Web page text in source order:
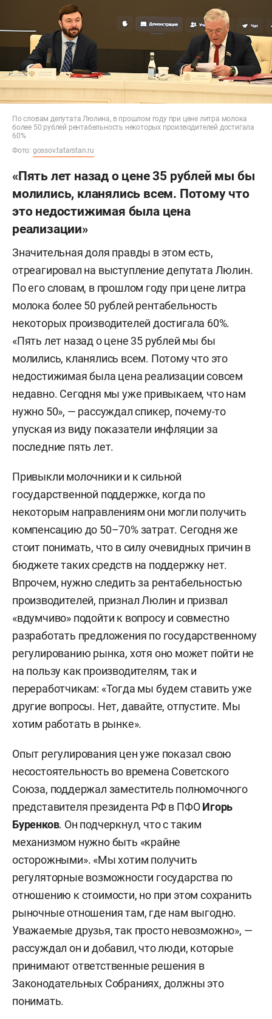
По словам депутата Люлина, в прошлом году при цене литра молока
более 50 рублей рентабельность некоторых производителей достигала
60%
Фото: gossov.tatarstan.ru
«Пять лет назад о цене 35 рублей мы бы
молились, кланялись всем. Потому что
это недостижимая была цена
реализации»
Значительная доля правды в этом есть,
отреагировал на выступление депутата Люлин.
По его словам, в прошлом году при цене литра
молока более 50 рублей рентабельность
некоторых производителей достигала 60%.
«Пять лет назад о цене 35 рублей мы бы
молились, кланялись всем. Потому что это
недостижимая была цена реализации совсем
недавно. Сегодня мы уже привыкаем, что нам
нужно 50», — рассуждал спикер, почему-то
упуская из виду показатели инфляции за
последние пять лет.
Привыкли молочники и к сильной
государственной поддержке, когда по
некоторым направлениям они могли получить
компенсацию до 50–70% затрат. Сегодня же
стоит понимать, что в силу очевидных причин в
бюджете таких средств на поддержку нет.
Впрочем, нужно следить за рентабельностью
производителей, признал Люлин и призвал
«вдумчиво» подойти к вопросу и совместно
разработать предложения по государственному
регулированию рынка, хотя оно может пойти не
на пользу как производителям, так и
переработчикам: «Тогда мы будем ставить уже
другие вопросы. Нет, давайте, отпустите. Мы
хотим работать в рынке».
Опыт регулирования цен уже показал свою
несостоятельность во времена Советского
Союза, поддержал заместитель полномочного
представителя президента РФ в ПФОИгорь
Буренков. Он подчеркнул, что с таким
механизмом нужно быть «крайне
осторожными». «Мы хотим получить
регуляторные возможности государства по
отношению к стоимости, но при этом сохранить
рыночные отношения там, где нам выгодно.
Уважаемые друзья, так просто невозможно», —
рассуждал он и добавил, что люди, которые
принимают ответственные решения в
Законодательных Собраниях, должны это
понимать.